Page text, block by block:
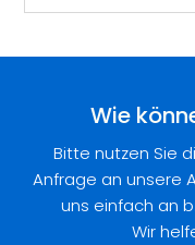
Wie
Bitte nutzen Sie
Anfrage an unsere
uns einfach an
Wir